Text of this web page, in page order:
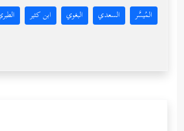
المُيسَّر السعدي البغوي ابن كثير